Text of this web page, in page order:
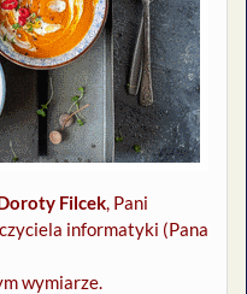
Filcek, Pani
informatyki (Pana
wymiarze.